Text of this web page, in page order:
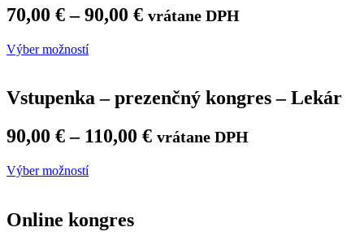
70,00 €–90,00 € vrátane DPH
Výber možností
Vstupenka – prezenčný kongres – Lekár
90,00 €– 110,00 € vrátane DPH
Výber možností
Online kongres